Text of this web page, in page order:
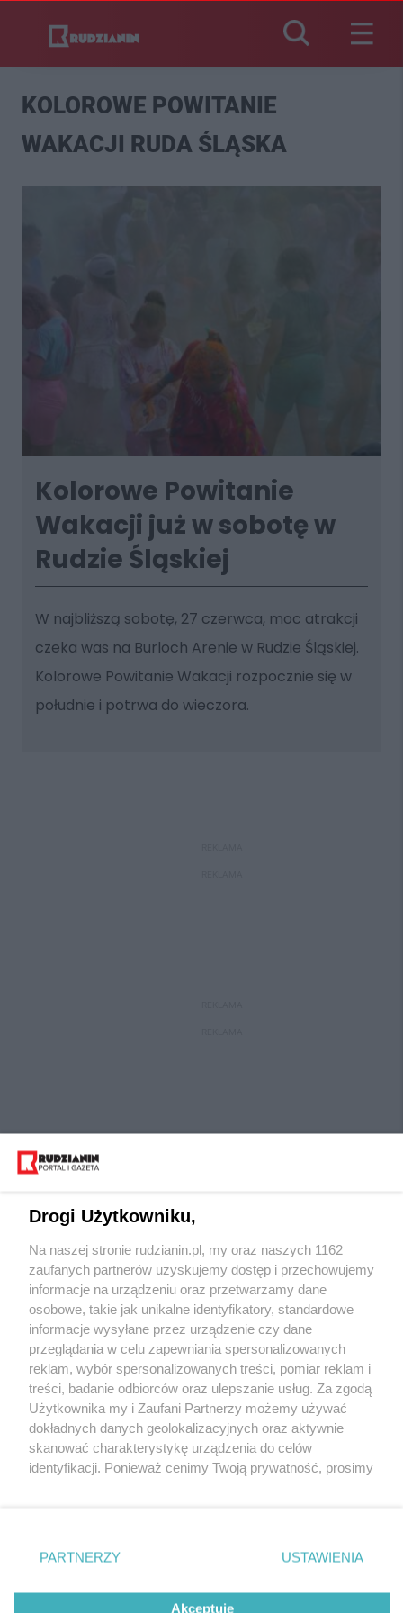
KOLOROWE POWITANIE
WAKACJI RUDA ŚLĄSKA
Kolorowe Powitanie
Wakacji już w sobotę w
Rudzie Śląskiej
W najbliższą sobotę, 27 czerwca, moc atrakcji
czeka was na Burloch Arenie w Rudzie Śląskiej.
Kolorowe Powitanie Wakacji rozpocznie się w
południe i potrwa do wieczora.
Wydawca mediów lokalnych
Nie zapomnij
zapoznać się z:
polityką prywatności regulamin korzystania z portali
Twojemiasto
Piekary Śląskie
Chorzów
Tarnowskie Góry
Gliwice
Skontaktuj sięz nami
Kontakt
Wydawca
Redakcja
Drogi Użytkowniku,
Na naszej stronie rudzianin.pl, my oraz naszych 1162
zaufanych partnerów uzyskujemy dostęp i przechowujemy
informacje na urządzeniu oraz przetwarzamy dane
osobowe, takie jak unikalne identyfikatory, standardowe
informacje wysyłane przez urządzenie czy dane
przeglądania w celu zapewniania spersonalizowanych
reklam, wybór spersonalizowanych treści, pomiar reklam i
treści, badanie odbiorców oraz ulepszanie usług. Za zgodą
Użytkownika my i Zaufani Partnerzy możemy używać
dokładnych danych geolokalizacyjnych oraz aktywnie
skanować charakterystykę urządzenia do celów
identyfikacji. Ponieważ cenimy Twoją prywatność, prosimy
prywatności znajdujący się w lewym dolnym rogu strony
. Niektóre rodzaje przetwarzania danych nie wymagają
zgody użytkownika, ale masz prawo sprzeciwić się
takiemu przetwarzaniu. Preferencje będą miały
PARTNERZY USTAWIENIA
Akceptuję